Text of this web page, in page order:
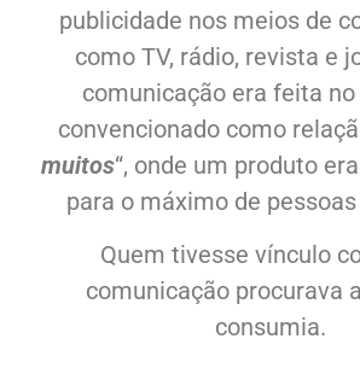
publicidade nos meios de
como TV, rádio, revista e
comunicação era feita
convencionado como
muitos“, onde um produto
para o máximo de
Quem tivesse vínculo
comunicação procurava
consumia.